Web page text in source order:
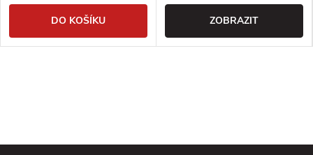
DO KOŠÍKU ZOBRAZIT